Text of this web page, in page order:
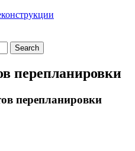
перепланировки
перепланировки